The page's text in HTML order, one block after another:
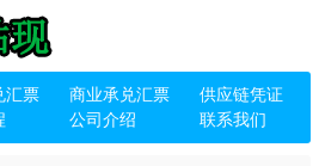
汇票 商业承兑汇票
供应链凭证
公司介绍 联系我们